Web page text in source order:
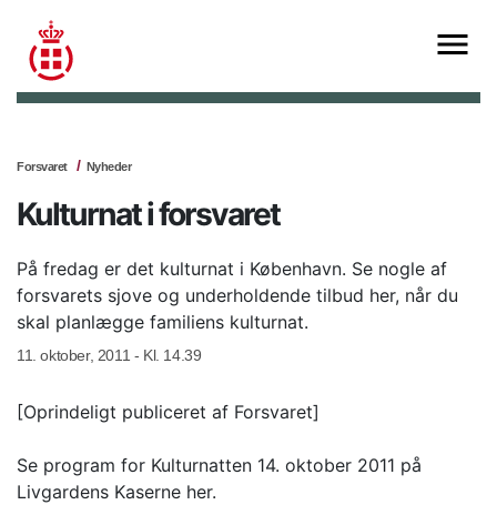
Forsvaret Nyheder
Kulturnat i forsvaret
På fredag er det kulturnat i København. Se nogle af
forsvarets sjove og underholdende tilbud her, når du
skal planlægge familiens kulturnat.
11. oktober, 2011 - Kl. 14.39
[Oprindeligt publiceret af Forsvaret]
Se program for Kulturnatten 14. oktober 2011 på
Livgardens Kaserne her.